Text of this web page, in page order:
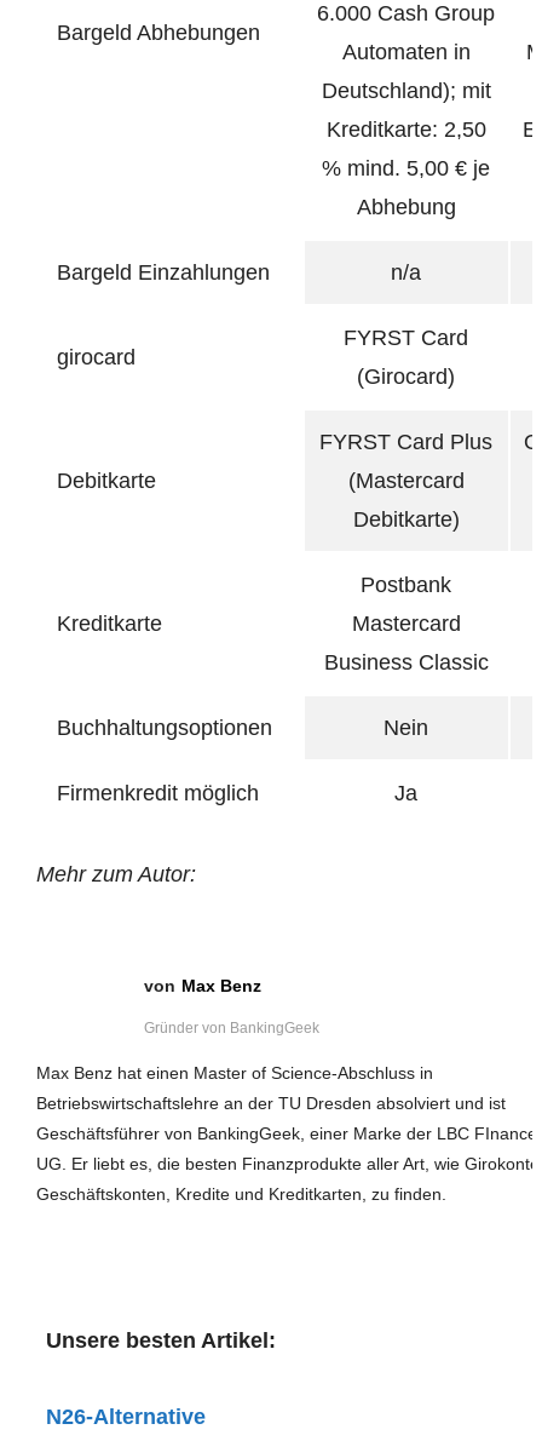
Bargeld Abhebungen
6.000 Cash Group
Automaten in
Deutschland); mit
Kreditkarte: 2,50
% mind. 5,00 € je
Abhebung
Bargeld Einzahlungen n/a
girocard
FYRST Card
(Girocard)
Debitkarte
FYRST Card Plus
(Mastercard
Debitkarte)
Kreditkarte
Postbank
Mastercard
Business Classic
Buchhaltungsoptionen Nein
Firmenkredit möglich Ja
Mehr zum Autor:
Max Benz
Gründer von BankingGeek
Max Benz hat einen Master of Science-Abschluss in
Betriebswirtschaftslehre an der TU Dresden absolviert und ist
Geschäftsführer von BankingGeek, einer Marke der LBC FInance
UG. Er liebt es, die besten Finanzprodukte aller Art, wie
Geschäftskonten, Kredite und Kreditkarten, zu finden.
Unsere besten Artikel:
N26-Alternative